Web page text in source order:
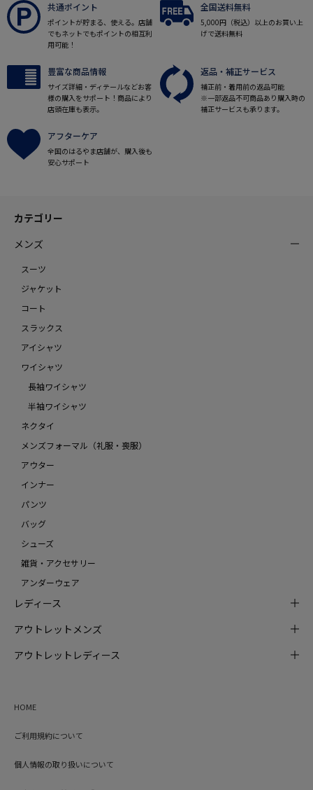
共通ポイント
ポイントが貯まる、使える。店舗
でもネットでもポイントの相互利
用可能！
全国送料無料
5,000円（税込）以上のお買い上
げで送料無料
豊富な商品情報
サイズ詳細・ディテールなどお客
様の購入をサポート！商品により
店頭在庫も表示。
返品・補正サービス
補正前・着用前の返品可能
※一部返品不可商品あり購入時の
補正サービスも承ります。
アフターケア
全国のはるやま店舗が、購入後も
安心サポート
カテゴリー
メンズ
スーツ
ジャケット
コート
スラックス
アイシャツ
ワイシャツ
長袖ワイシャツ
半袖ワイシャツ
ネクタイ
メンズフォーマル（礼服・喪服）
アウター
インナー
パンツ
バッグ
シューズ
雑貨・アクセサリー
アンダーウェア
レディース
アウトレットメンズ
アウトレットレディース
HOME
ご利用規約について
個人情報の取り扱いについて